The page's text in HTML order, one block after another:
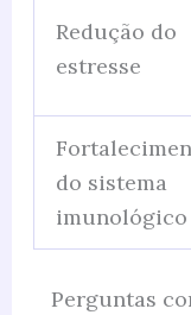
Redução do
estresse
do sistema
imunológico
Perguntas